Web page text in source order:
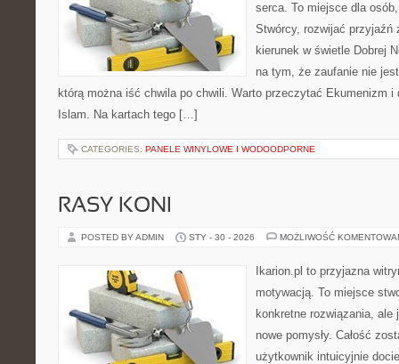
serca. To miejsce dla
Stwórcy, rozwijać
kierunek w świetle Dobrej
na tym, że zaufanie nie
którą można iść chwila po chwili. Warto przeczytać Ekumenizm i
Islam. Na kartach tego […]
CATEGORIES: PANELE WINYLOWE I WODOODPORNE
RASY KONI
POSTED BY ADMIN STY - 30 - 2026 MOŻLIWOŚĆ
Ikarion.pl to przyjazna
motywacją. To miejsce
konkretne rozwiązania,
nowe pomysły. Całość
użytkownik intuicyjnie